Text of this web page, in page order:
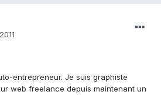
entrepreneur. Je suis graphiste
web freelance depuis maintenant un